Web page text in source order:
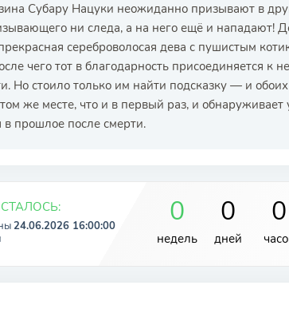
Субару Нацуки неожиданно призывают в
ни следа, а на него ещё и нападают!
сереброволосая дева с пушистым
чего тот в благодарность присоединяется к
Но стоило только им найти подсказку — и
же месте, что и в первый раз, и обнаруживает
в прошлое после смерти.
24.06.2026 16:00:00
0
недель
0
дней
0